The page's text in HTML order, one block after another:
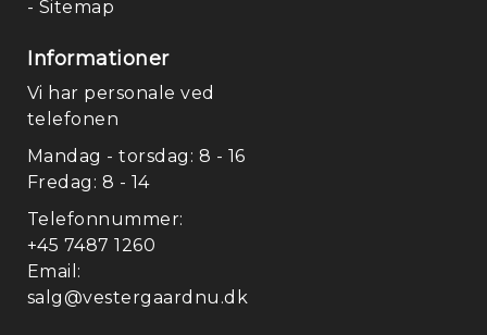
- Sitemap
Informationer
Vi har personale ved
telefonen
Mandag - torsdag: 8 - 16
Fredag: 8 - 14
Telefonnummer:
+45 7487 1260
Email:
salg@vestergaardnu.dk